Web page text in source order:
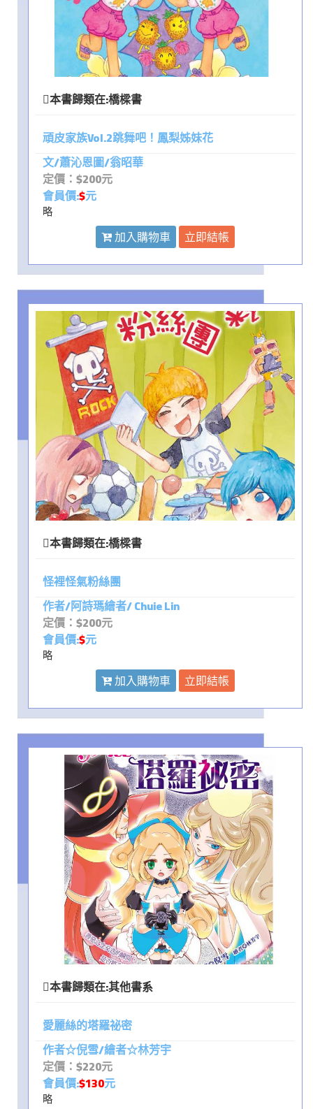
本書歸類在:橋樑書
頑皮家族Vol.2跳舞吧！鳳梨姊妹花
文/蕭沁恩圖/翁昭華
定價：$200元
會員價:$元
略
加入購物車 立即結帳
本書歸類在:橋樑書
怪裡怪氣粉絲團
作者/阿詩瑪繪者/ Chuie Lin
定價：$200元
會員價:$元
略
加入購物車 立即結帳
本書歸類在:其他書系
愛麗絲的塔羅祕密
作者☆倪雪/繪者☆林芳宇
定價：$220元
會員價:$130元
略